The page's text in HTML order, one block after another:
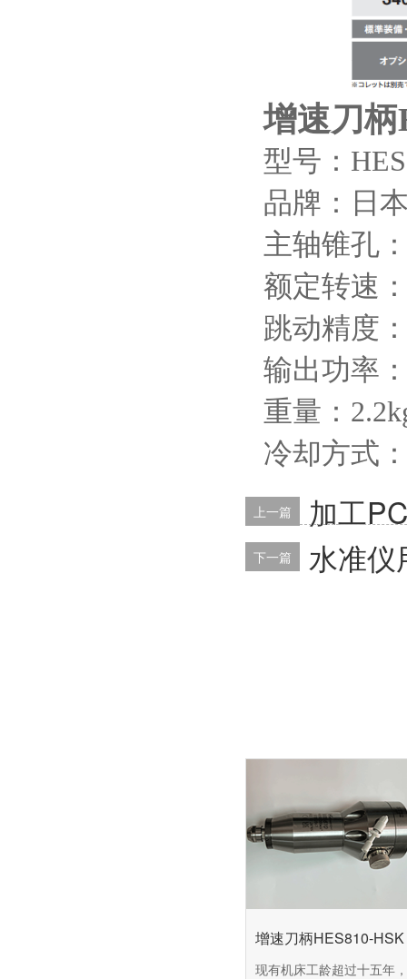
增速刀柄
型号：
品牌：日
主轴锥孔
额定转速
跳动精度
输出功率
重量：
冷却方式
上一篇 加工
下一篇 水准仪
增速刀柄HES810-
现有机床工龄超过十五年